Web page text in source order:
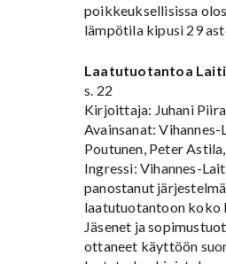
poikkeuksellisissa
lämpötila kipusi 29
Laatutuotantoa
s. 22
Kirjoittaja: Juhani
Avainsanat:
Poutunen, Peter Astila,
Ingressi: Vihannes-
panostanut
laatutuotantoon koko
Jäsenet ja
ottaneet käyttöön